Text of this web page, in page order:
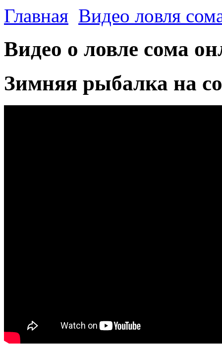
Главная Видео ловля
Видео о ловле сома
Зимняя рыбалка на